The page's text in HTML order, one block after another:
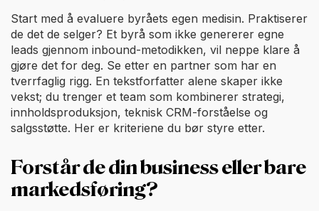
Start med å evaluere byråets egen medisin. Praktiserer
de det de selger? Et byrå som ikke genererer egne
leads gjennom inbound-metodikken, vil neppe klare å
gjøre det for deg. Se etter en partner som har en
tverrfaglig rigg. En tekstforfatter alene skaper ikke
vekst; du trenger et team som kombinerer strategi,
innholdsproduksjon, teknisk CRM-forståelse og
salgsstøtte. Her er kriteriene du bør styre etter.
Forstår de din business eller bare
markedsføring?